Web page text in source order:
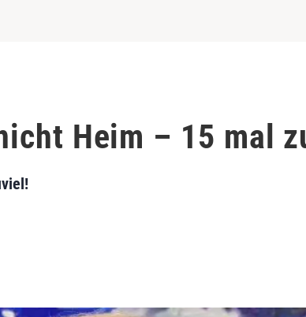
Heim – 15 mal